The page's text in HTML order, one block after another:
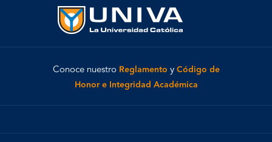
Conoce nuestro Reglamento y Código de
Honor e Integridad Académica